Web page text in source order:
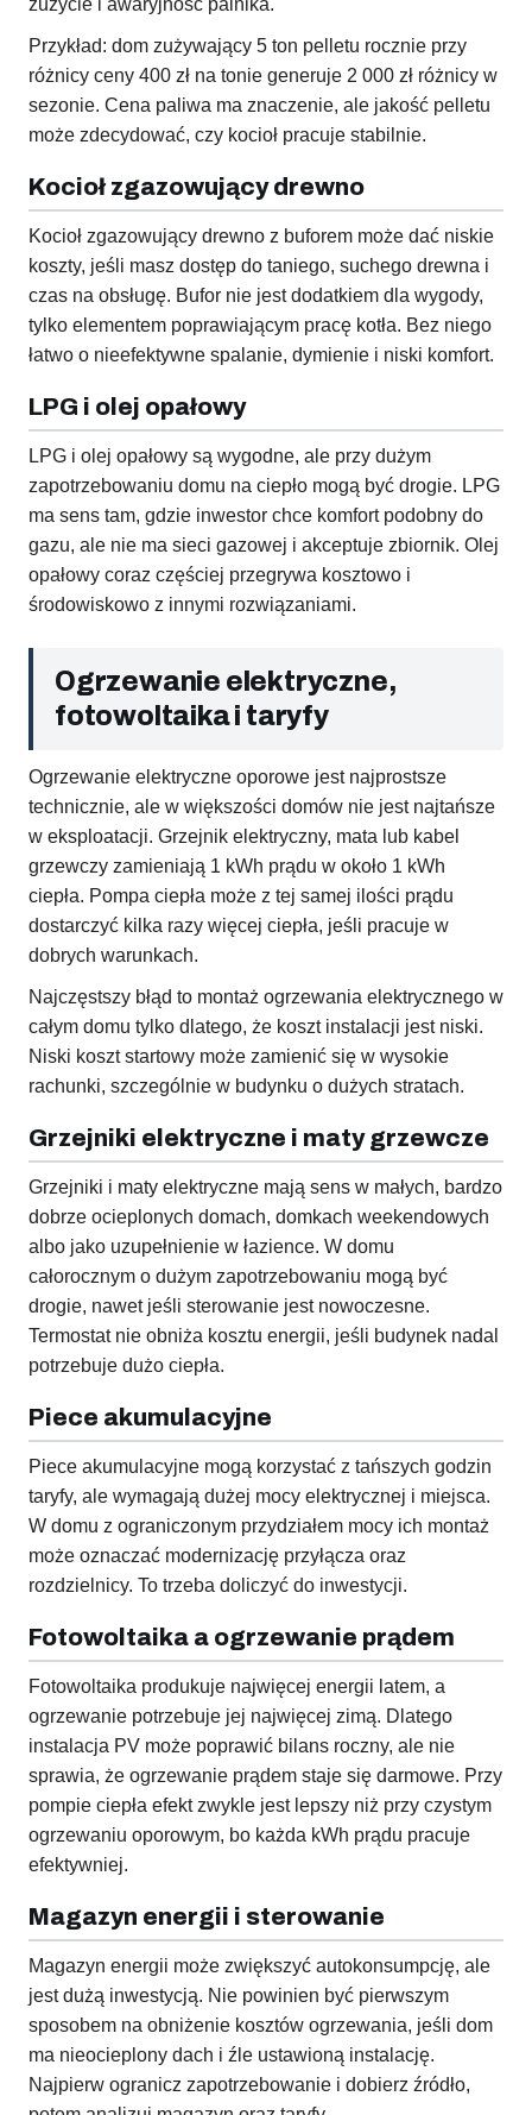
zużycie i awaryjność palnika.
Przykład: dom zużywający 5 ton pelletu rocznie przy
różnicy ceny 400 zł na tonie generuje 2 000 zł różnicy w
sezonie. Cena paliwa ma znaczenie, ale jakość pelletu
może zdecydować, czy kocioł pracuje stabilnie.
Kocioł zgazowujący drewno
Kocioł zgazowujący drewno z buforem może dać niskie
koszty, jeśli masz dostęp do taniego, suchego drewna i
czas na obsługę. Bufor nie jest dodatkiem dla wygody,
tylko elementem poprawiającym pracę kotła. Bez niego
łatwo o nieefektywne spalanie, dymienie i niski komfort.
LPG i olej opałowy
LPG i olej opałowy są wygodne, ale przy dużym
zapotrzebowaniu domu na ciepło mogą być drogie. LPG
ma sens tam, gdzie inwestor chce komfort podobny do
gazu, ale nie ma sieci gazowej i akceptuje zbiornik. Olej
opałowy coraz częściej przegrywa kosztowo i
środowiskowo z innymi rozwiązaniami.
Ogrzewanie elektryczne,
fotowoltaika i taryfy
Ogrzewanie elektryczne oporowe jest najprostsze
technicznie, ale w większości domów nie jest najtańsze
w eksploatacji. Grzejnik elektryczny, mata lub kabel
grzewczy zamieniają 1 kWh prądu w około 1 kWh
ciepła. Pompa ciepła może z tej samej ilości prądu
dostarczyć kilka razy więcej ciepła, jeśli pracuje w
dobrych warunkach.
Najczęstszy błąd to montaż ogrzewania elektrycznego w
całym domu tylko dlatego, że koszt instalacji jest niski.
Niski koszt startowy może zamienić się w wysokie
rachunki, szczególnie w budynku o dużych stratach.
Grzejniki elektryczne i maty grzewcze
Grzejniki i maty elektryczne mają sens w małych, bardzo
dobrze ocieplonych domach, domkach weekendowych
albo jako uzupełnienie w łazience. W domu
całorocznym o dużym zapotrzebowaniu mogą być
drogie, nawet jeśli sterowanie jest nowoczesne.
Termostat nie obniża kosztu energii, jeśli budynek nadal
potrzebuje dużo ciepła.
Piece akumulacyjne
Piece akumulacyjne mogą korzystać z tańszych godzin
taryfy, ale wymagają dużej mocy elektrycznej i miejsca.
W domu z ograniczonym przydziałem mocy ich montaż
może oznaczać modernizację przyłącza oraz
rozdzielnicy. To trzeba doliczyć do inwestycji.
Fotowoltaika a ogrzewanie prądem
Fotowoltaika produkuje najwięcej energii latem, a
ogrzewanie potrzebuje jej najwięcej zimą. Dlatego
instalacja PV może poprawić bilans roczny, ale nie
sprawia, że ogrzewanie prądem staje się darmowe. Przy
pompie ciepła efekt zwykle jest lepszy niż przy czystym
ogrzewaniu oporowym, bo każda kWh prądu pracuje
efektywniej.
Magazyn energii i sterowanie
Magazyn energii może zwiększyć autokonsumpcję, ale
jest dużą inwestycją. Nie powinien być pierwszym
sposobem na obniżenie kosztów ogrzewania, jeśli dom
ma nieocieplony dach i źle ustawioną instalację.
Najpierw ogranicz zapotrzebowanie i dobierz źródło,